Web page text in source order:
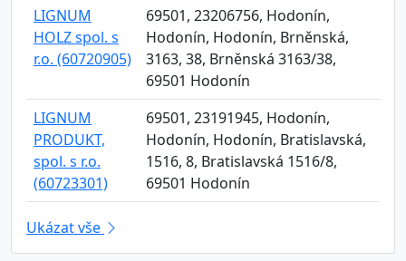
LIGNUM
HOLZ spol. s
r.o. (60720905)
69501, 23206756, Hodonín,
Hodonín, Hodonín, Brněnská,
3163, 38, Brněnská 3163/38,
69501 Hodonín
LIGNUM
PRODUKT,
spol. s r.o.
(60723301)
69501, 23191945, Hodonín,
Hodonín, Hodonín, Bratislavská,
1516, 8, Bratislavská 1516/8,
69501 Hodonín
Ukázat vše